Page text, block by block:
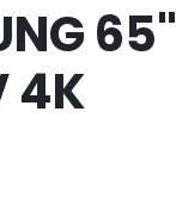
65"
4K